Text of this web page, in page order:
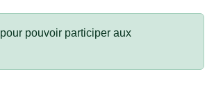
pour pouvoir participer aux